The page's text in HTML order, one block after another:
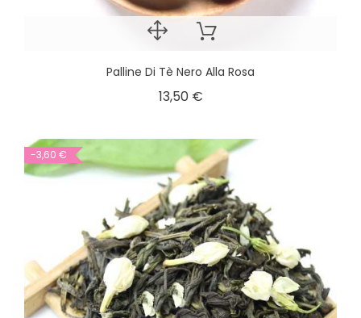
Palline Di Tè Nero Alla Rosa
13,50 €
-3,60 €